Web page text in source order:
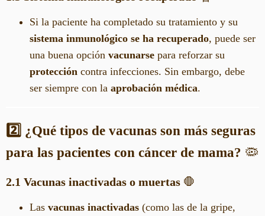
Si la paciente ha completado su tratamiento y su
sistema inmunológico se ha recuperado, puede ser
una buena opción vacunarse para reforzar su
protección contra infecciones. Sin embargo, debe
ser siempre con la aprobación médica.
2️⃣ ¿Qué tipos de vacunas son más seguras
para las pacientes con cáncer de mama? 🦠
2.1 Vacunas inactivadas o muertas 🛑
Las vacunas inactivadas (como las de la gripe,